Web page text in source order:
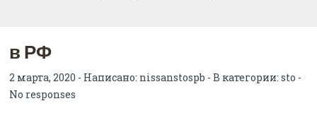
в РФ
2 марта, 2020 - Написано: nissanstospb - В категории:sto -
No responses